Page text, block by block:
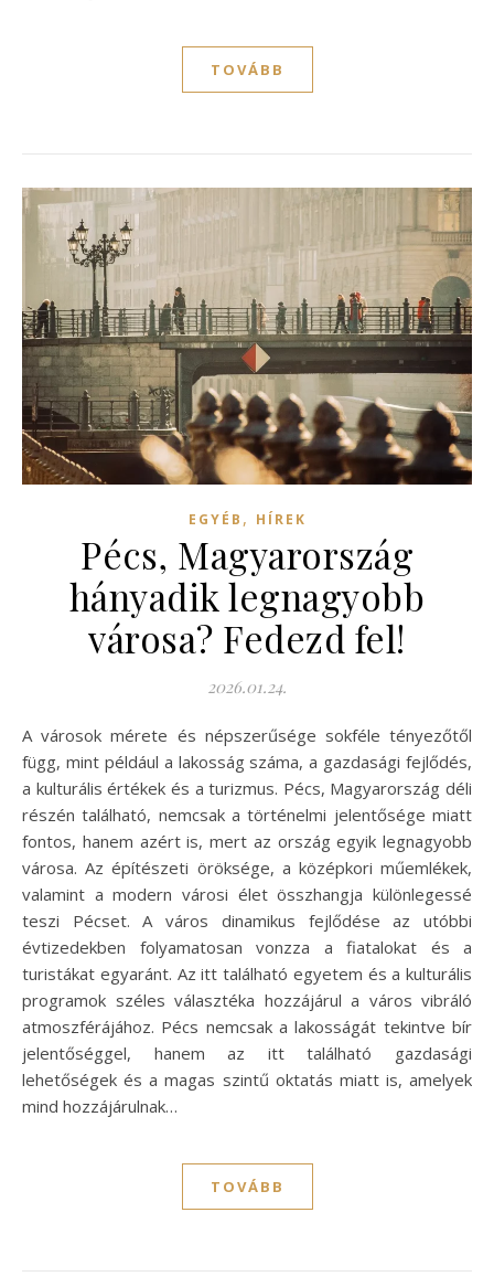
TOVÁBB
EGYÉB , HÍREK
Pécs, Magyarország
hányadik legnagyobb
városa? Fedezd fel!
2026.01.24.
A városok mérete és népszerűsége sokféle tényezőtől
függ, mint például a lakosság száma, a gazdasági fejlődés,
a kulturális értékek és a turizmus. Pécs, Magyarország déli
részén található, nemcsak a történelmi jelentősége miatt
fontos, hanem azért is, mert az ország egyik legnagyobb
városa. Az építészeti öröksége, a középkori műemlékek,
valamint a modern városi élet összhangja különlegessé
teszi Pécset. A város dinamikus fejlődése az utóbbi
évtizedekben folyamatosan vonzza a fiatalokat és a
turistákat egyaránt. Az itt található egyetem és a kulturális
programok széles választéka hozzájárul a város vibráló
atmoszférájához. Pécs nemcsak a lakosságát tekintve bír
jelentőséggel, hanem az itt található gazdasági
lehetőségek és a magas szintű oktatás miatt is, amelyek
mind hozzájárulnak…
TOVÁBB